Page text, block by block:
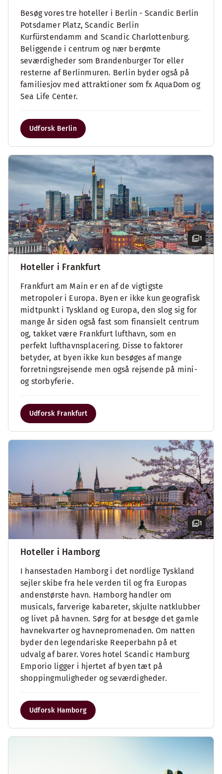
Besøg vores tre hoteller i Berlin - Scandic Berlin
Potsdamer Platz, Scandic Berlin
Kurfürstendamm and Scandic Charlottenburg.
Beliggende i centrum og nær berømte
seværdigheder som Brandenburger Tor eller
resterne af Berlinmuren. Berlin byder også på
familiesjov med attraktioner som fx AquaDom og
Sea Life Center.
Udforsk Berlin
1
Hoteller i Frankfurt
Frankfurt am Main er en af de vigtigste
metropoler i Europa. Byen er ikke kun geografisk
midtpunkt i Tyskland og Europa, den slog sig for
mange år siden også fast som finansielt centrum
og, takket være Frankfurt lufthavn, som en
perfekt lufthavnsplacering. Disse to faktorer
betyder, at byen ikke kun besøges af mange
forretningsrejsende men også rejsende på mini-
og storbyferie.
Udforsk Frankfurt
1
Hoteller i Hamborg
I hansestaden Hamborg i det nordlige Tyskland
sejler skibe fra hele verden til og fra Europas
andenstørste havn. Hamborg handler om
musicals, farverige kabareter, skjulte natklubber
og livet på havnen. Sørg for at besøge det gamle
havnekvarter og havnepromenaden. Om natten
byder den legendariske Reeperbahn på et
udvalg af barer. Vores hotel Scandic Hamburg
Emporio ligger i hjertet af byen tæt på
shoppingmuligheder og seværdigheder.
Udforsk Hamborg